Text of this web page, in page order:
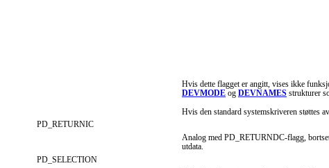
Hvis dette flagget er angitt, vises ikke
DEVMODE og DEVNAMES strukturer
Hvis den standard systemskriveren støttes
PD_RETURNIC
Analog med PD_RETURNDC-flagg,
utdata.
PD_SELECTION